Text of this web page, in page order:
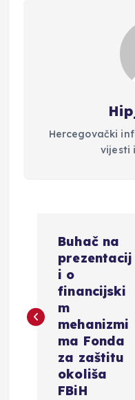
Hercegovački
vijesti
i
Buhač na
prezentacij
i o
financijski
m
mehanizmi
ma Fonda
za zaštitu
okoliša
FBiH